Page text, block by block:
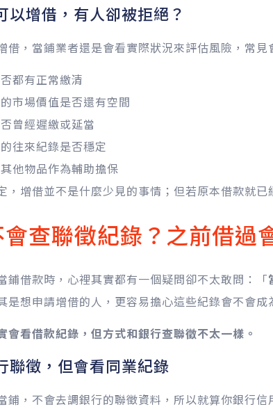
以增借，有人卻被拒絕？
借，當鋪業者還是會看實際狀況來評估風險，常見
都有正常繳清
市場價值是否還有空間
曾經遲繳或延當
往來紀錄是否穩定
他物品作為輔助擔保
，增借並不是什麼少見的事情；但若原本借款就
查聯徵紀錄？之前借過
鋪借款時，心裡其實都有一個疑問卻不太敢問：「
是想申請增借的人，更容易擔心這些紀錄會不會成
會看借款紀錄，但方式和銀行查聯徵不太一樣。
聯徵，但會看同業紀錄
鋪，不會去調銀行的聯徵資料，所以就算你銀行